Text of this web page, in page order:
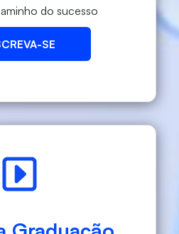
do sucesso
SE